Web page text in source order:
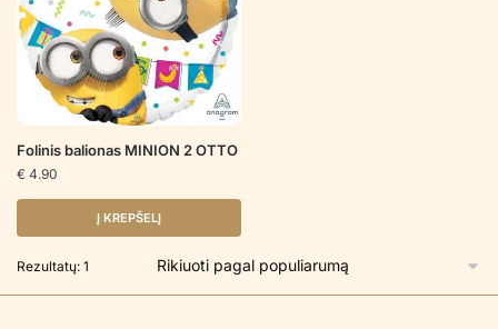
Folinis balionas MINION 2 OTTO
€ 4.90
Į KREPŠELĮ
Rezultatų: 1